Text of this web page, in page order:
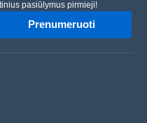
pasiūlymus pirmieji!
Prenumeruoti